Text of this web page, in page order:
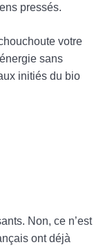
pressés.
votre
sans
initiés du bio
Non, ce n’est
ont déjà